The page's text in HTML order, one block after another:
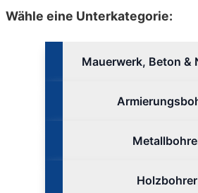
Wähle eine Unterkategorie:
Mauerwerk, Beton &
Holzbohrer